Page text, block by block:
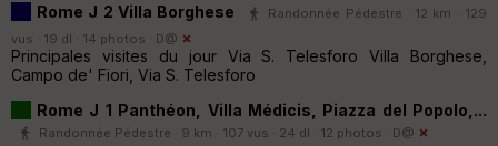
Rome J 2 Villa Borghese
Randonnée Pédestre · 12 km · 129
vus · 19 dl · 14 photos · D@
Principales visites du jour Via S. Telesforo Villa Borghese,
Campo de' Fiori, Via S. Telesforo
Rome J 1 Panthéon, Villa Médicis, Piazza del Popolo,...
Randonnée Pédestre · 9 km · 107 vus · 24 dl · 12 photos · D@